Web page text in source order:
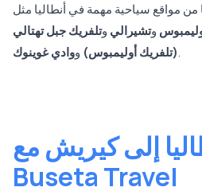
من مواقع سياحية مهمة في أنطاليا مثل
وتشيرالي وتلفريك جبل تهتالي
(تلفريك أوليمبوس) ووادي غوينوك .
إلى كيريش مع
Buseta Travel